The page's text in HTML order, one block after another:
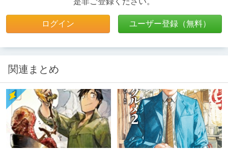
ログイン ユーザー登録（無料）
関連まとめ